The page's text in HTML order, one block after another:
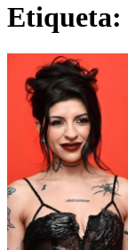
Etiqueta: